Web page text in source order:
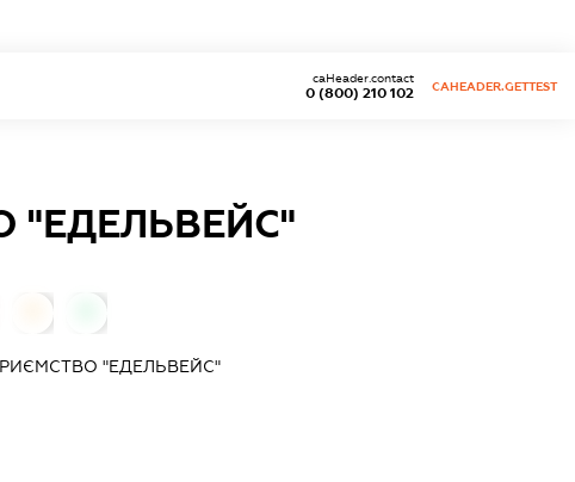
0 (800) 210 102
caHeader.contact
CAHEADER.GETTEST
"ЕДЕЛЬВЕЙС"
"ЕДЕЛЬВЕЙС"